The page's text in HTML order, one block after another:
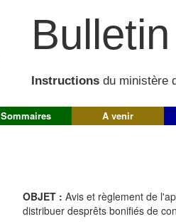
Instructions du ministère
Sommaires A venir
OBJET : Avis et règlement de
distribuer desprêts bonifiés de